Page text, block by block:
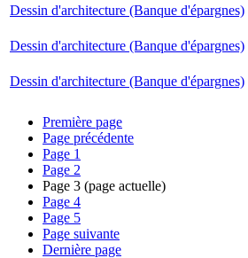
Dessin d'architecture (Banque d'épargnes)
Dessin d'architecture (Banque d'épargnes)
Dessin d'architecture (Banque d'épargnes)
Première page
Page précédente
Page 1
Page 2
Page 3 (page actuelle)
Page 4
Page 5
Page suivante
Dernière page